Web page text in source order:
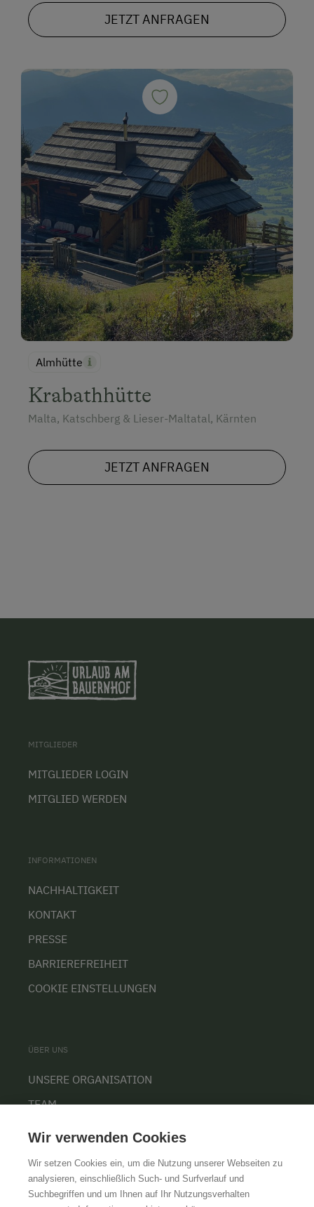
JETZT ANFRAGEN
Almhütte
Krabathhütte
Malta, Katschberg & Lieser-Maltatal, Kärnten
JETZT ANFRAGEN
MITGLIEDER
MITGLIEDER LOGIN
MITGLIED WERDEN
INFORMATIONEN
NACHHALTIGKEIT
KONTAKT
PRESSE
BARRIEREFREIHEIT
COOKIE EINSTELLUNGEN
ÜBER UNS
UNSERE ORGANISATION
TEAM
KARRIERE
Wir verwenden Cookies
Wir setzen Cookies ein, um die Nutzung unserer Webseiten zu
analysieren, einschließlich Such- und Surfverlauf und
Suchbegriffen und um Ihnen auf Ihr Nutzungsverhalten